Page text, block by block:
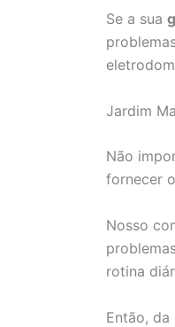
Se a sua
Jardim
Não
fornecer
Nosso
rotina
Então,